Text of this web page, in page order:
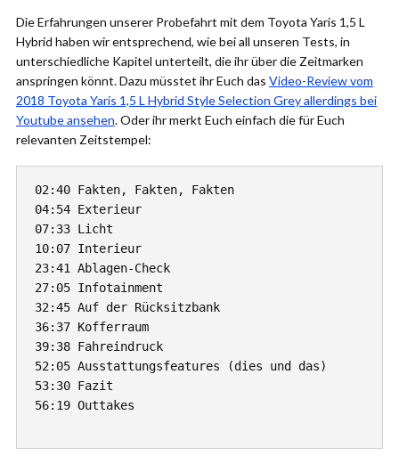
Die Erfahrungen unserer Probefahrt mit dem Toyota Yaris 1,5 L
Hybrid haben wir entsprechend, wie bei all unseren Tests, in
unterschiedliche Kapitel unterteilt, die ihr über die Zeitmarken
anspringen könnt. Dazu müsstet ihr Euch das Video-Review vom
2018 Toyota Yaris 1,5 L Hybrid Style Selection Grey allerdings bei
Youtube ansehen. Oder ihr merkt Euch einfach die für Euch
relevanten Zeitstempel:
02:40 Fakten, Fakten, Fakten
04:54 Exterieur
07:33 Licht
10:07 Interieur
23:41 Ablagen-Check
27:05 Infotainment
32:45 Auf der Rücksitzbank
36:37 Kofferraum
39:38 Fahreindruck
52:05 Ausstattungsfeatures (dies und das)
53:30 Fazit
56:19 Outtakes